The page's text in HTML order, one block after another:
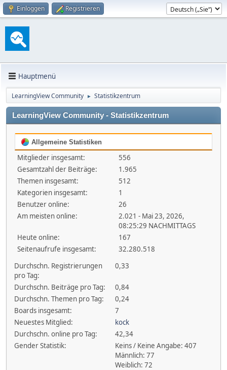
Einloggen Registrieren
Hauptmenü
LearningView Community ► Statistikzentrum
LearningView Community - Statistikzentrum
Allgemeine Statistiken
Mitglieder insgesamt:
556
Gesamtzahl der Beiträge:
1.965
Themen insgesamt:
512
Kategorien insgesamt:
1
Benutzer online:
26
Am meisten online:
2.021 - Mai 23, 2026,
08:25:29 NACHMITTAGS
Heute online:
167
Seitenaufrufe insgesamt:
32.280.518
Durchschn. Registrierungen
pro Tag:
0,33
Durchschn. Beiträge pro Tag:
0,84
Durchschn. Themen pro Tag:
0,24
Boards insgesamt:
7
Neuestes Mitglied:
kock
Durchschn. online pro Tag:
42,34
Gender Statistik:
Keins / Keine Angabe: 407
Männlich: 77
Weiblich: 72